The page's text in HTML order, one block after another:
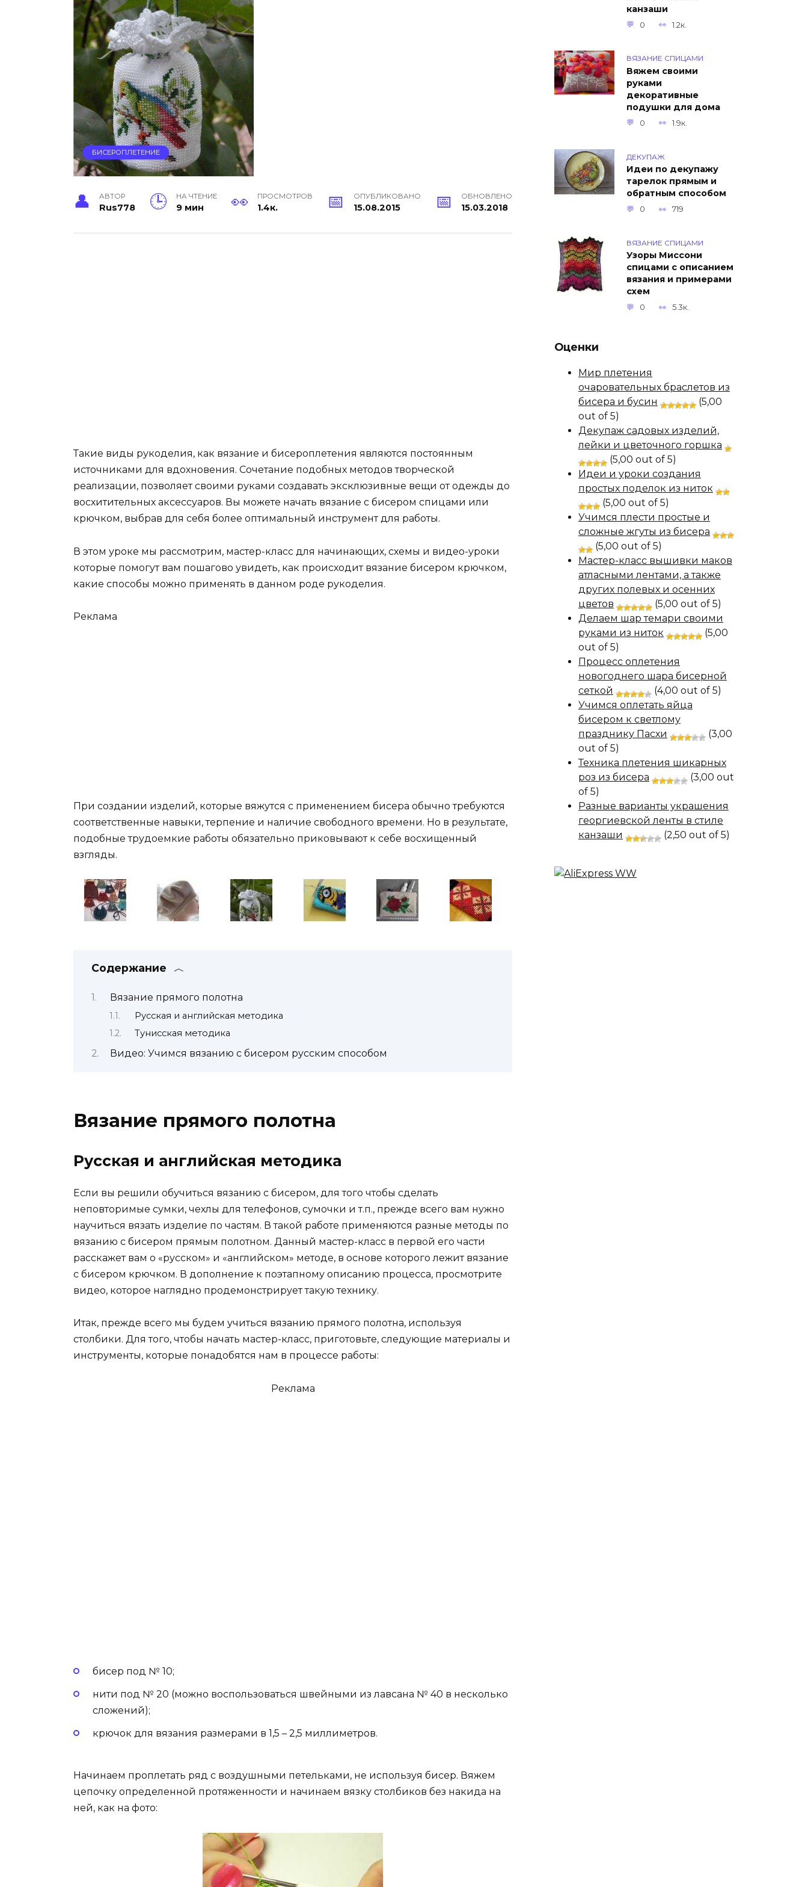
БИСЕРОПЛЕТЕНИЕ
АВТОР
Rus778
НА ЧТЕНИЕ
9 мин
ПРОСМОТРОВ
1.4к.
ОПУБЛИКОВАНО
15.08.2015
ОБНОВЛЕНО
15.03.2018
Такие виды рукоделия, как вязание и бисероплетения являются постоянным
источниками для вдохновения. Сочетание подобных методов творческой
реализации, позволяет своими руками создавать эксклюзивные вещи от одежды до
восхитительных аксессуаров. Вы можете начать вязание с бисером спицами или
крючком, выбрав для себя более оптимальный инструмент для работы.
В этом уроке мы рассмотрим, мастер-класс для начинающих, схемы и видео-уроки
которые помогут вам пошагово увидеть, как происходит вязание бисером крючком,
какие способы можно применять в данном роде рукоделия.
Реклама
При создании изделий, которые вяжутся с применением бисера обычно требуются
соответственные навыки, терпение и наличие свободного времени. Но в результате,
подобные трудоемкие работы обязательно приковывают к себе восхищенный
взгляды.
Содержание
Вязание прямого полотна
Русская и английская методика
Тунисская методика
Видео: Учимся вязанию с бисером русским способом
Вязание прямого полотна
Русская и английская методика
Если вы решили обучиться вязанию с бисером, для того чтобы сделать
неповторимые сумки, чехлы для телефонов, сумочки и т.п., прежде всего вам нужно
научиться вязать изделие по частям. В такой работе применяются разные методы по
вязанию с бисером прямым полотном. Данный мастер-класс в первой его части
расскажет вам о «русском» и «английском» методе, в основе которого лежит вязание
с бисером крючком. В дополнение к поэтапному описанию процесса, просмотрите
видео, которое наглядно продемонстрирует такую технику.
Итак, прежде всего мы будем учиться вязанию прямого полотна, используя
столбики. Для того, чтобы начать мастер-класс, приготовьте, следующие материалы и
инструменты, которые понадобятся нам в процессе работы:
Реклама
бисер под № 10;
нити под № 20 (можно воспользоваться швейными из лавсана № 40 в несколько
сложений);
крючок для вязания размерами в 1,5 – 2,5 миллиметров.
Начинаем проплетать ряд с воздушными петельками, не используя бисер. Вяжем
цепочку определенной протяженности и начинаем вязку столбиков без накида на
ней, как на фото:
канзаши
0 1.2к.
ВЯЗАНИЕ СПИЦАМИ
Вяжем своими
руками
декоративные
подушки для дома
0 1.9к.
ДЕКУПАЖ
Идеи по декупажу
тарелок прямым и
обратным способом
0 719
ВЯЗАНИЕ СПИЦАМИ
Узоры Миссони
спицами с описанием
вязания и примерами
схем
0 5.3к.
Оценки
Мир плетения
очаровательных браслетов из
бисера и бусин
(5,00
out of 5)
Декупаж садовых изделий,
лейки и цветочного горшка
(5,00 out of 5)
Идеи и уроки создания
простых поделок из ниток
(5,00 out of 5)
Учимся плести простые и
сложные жгуты из бисера
(5,00 out of 5)
Мастер-класс вышивки маков
атласными лентами, а также
других полевых и осенних
цветов
(5,00 out of 5)
Делаем шар темари своими
руками из ниток
(5,00
out of 5)
Процесс оплетения
новогоднего шара бисерной
сеткой
(4,00 out of 5)
Учимся оплетать яйца
бисером к светлому
празднику Пасхи
(3,00
out of 5)
Техника плетения шикарных
роз из бисера
(3,00 out
of 5)
Разные варианты украшения
георгиевской ленты в стиле
канзаши
(2,50 out of 5)